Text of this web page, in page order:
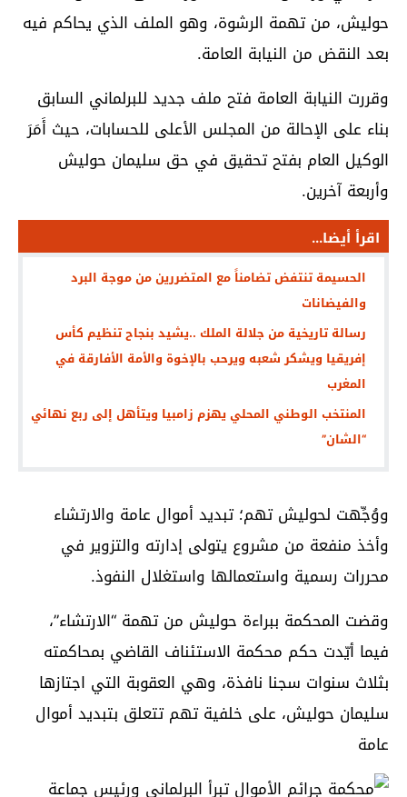
حوليش، من تهمة الرشوة، وهو الملف الذي يحاكم فيه
بعد النقض من النيابة العامة.
وقررت النيابة العامة فتح ملف جديد للبرلماني السابق
بناء على الإحالة من المجلس الأعلى للحسابات، حيث أَمَرَ
الوكيل العام بفتح تحقيق في حق سليمان حوليش
وأربعة آخرين.
اقرأ أيضا...
الحسيمة تنتفض تضامناً مع المتضررين من موجة البرد
والفيضانات
رسالة تاريخية من جلالة الملك ..يشيد بنجاح تنظيم كأس
إفريقيا ويشكر شعبه ويرحب بالإخوة والأمة الأفارقة في
المغرب
المنتخب الوطني المحلي يهزم زامبيا ويتأهل إلى ربع نهائي
“الشان”
ووُجِّهت لحوليش تهم؛ تبديد أموال عامة والارتشاء
وأخذ منفعة من مشروع يتولى إدارته والتزوير في
محررات رسمية واستعمالها واستغلال النفوذ.
وقضت المحكمة ببراءة حوليش من تهمة “الارتشاء”،
فيما أيّدت حكم محكمة الاستئناف القاضي بمحاكمته
بثلاث سنوات سجنا نافذة، وهي العقوبة التي اجتازها
سليمان حوليش، على خلفية تهم تتعلق بتبديد أموال
عامة